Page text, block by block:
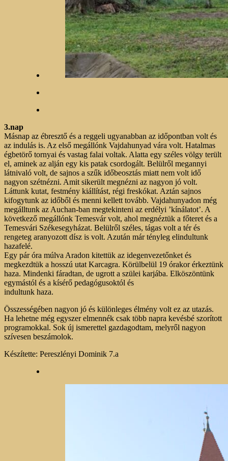
3.nap
Másnap az ébresztő és a reggeli ugyanabban az időpontban volt és
az indulás is. Az első megállónk Vajdahunyad vára volt. Hatalmas
égbetörő tornyai és vastag falai voltak. Alatta egy széles völgy terült
el, aminek az alján egy kis patak csordogált. Belülről megannyi
látnivaló volt, de sajnos a szűk időbeosztás miatt nem volt idő
nagyon szétnézni. Amit sikerült megnézni az nagyon jó volt.
Láttunk kutat, festmény kiállítást, régi freskókat. Aztán sajnos
kifogytunk az időből és menni kellett tovább. Vajdahunyadon még
megálltunk az Auchan-ban megtekinteni az erdélyi ’kínálatot’. A
következő megállónk Temesvár volt, ahol megnéztük a főteret és a
Temesvári Székesegyházat. Belülről széles, tágas volt a tér és
rengeteg aranyozott dísz is volt. Azután már tényleg elindultunk
hazafelé.
Egy pár óra múlva Aradon kitettük az idegenvezetőnket és
megkezdtük a hosszú utat Karcagra. Körülbelül 19 órakor érkeztünk
haza. Mindenki fáradtan, de ugrott a szülei karjába. Elköszöntünk
egymástól és a kísérő pedagógusoktól és
indultunk haza.
Összességében nagyon jó és különleges élmény volt ez az utazás.
Ha lehetne még egyszer elmennék csak több napra kevésbé szorított
programokkal. Sok új ismerettel gazdagodtam, melyről nagyon
szívesen beszámolok.
Készítette: Pereszlényi Dominik 7.a